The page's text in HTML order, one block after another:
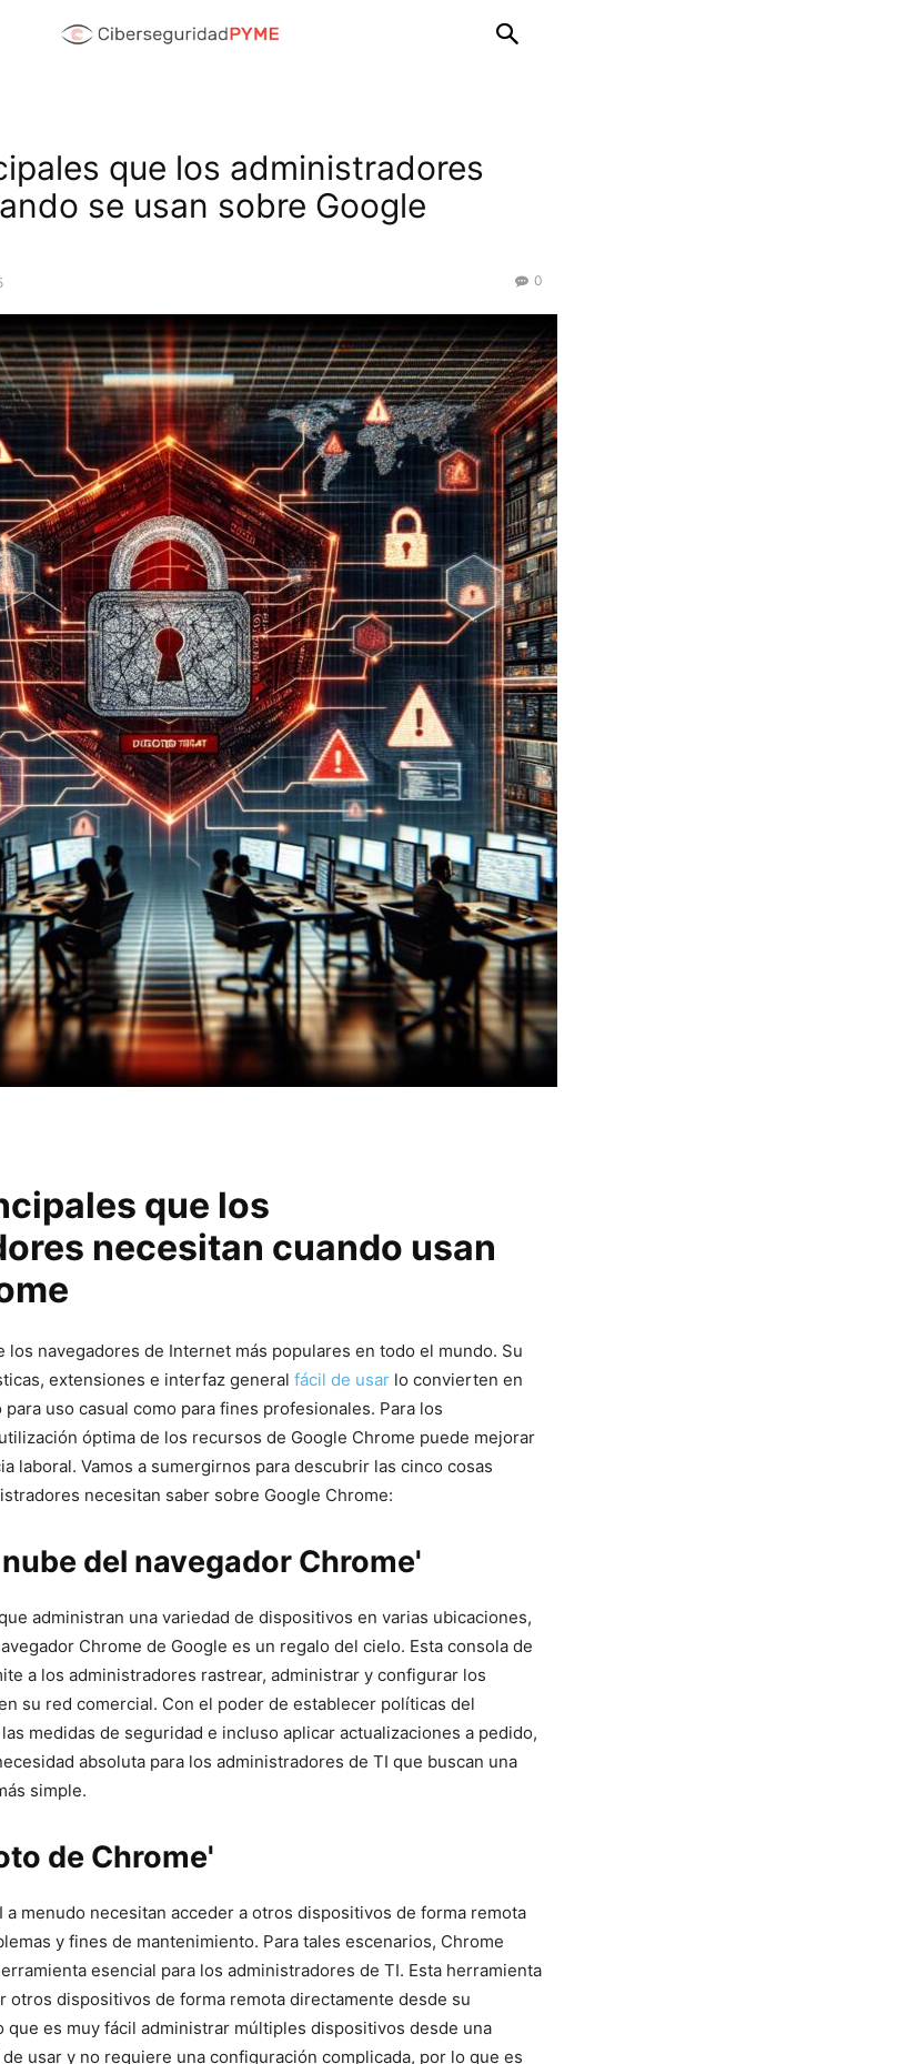
que los administradores
se usan sobre Google
0
que los
necesitan cuando usan
los navegadores de Internet más populares en todo el mundo. Su⁢
extensiones e interfaz general fácil de usar lo convierten en
uso⁢ casual como para fines profesionales. Para los
⁤óptima de los recursos de Google ⁣Chrome⁢ puede mejorar
laboral.⁣ Vamos a sumergirnos para descubrir las cinco cosas
necesitan saber sobre Google Chrome:
del ⁣navegador Chrome'
administran ​una variedad ⁣de dispositivos en varias ubicaciones,
Chrome de Google es​ un regalo del cielo. Esta consola ⁤de
a los administradores rastrear, ⁣administrar y configurar los
su red ‍comercial. Con el poder de establecer políticas del
medidas de seguridad e incluso aplicar actualizaciones a pedido,
absoluta para los ‍administradores de TI que buscan una
‌simple.
de Chrome'
a menudo ⁤necesitan acceder a otros dispositivos de forma‍ remota
⁢y fines de mantenimiento. Para tales‍ escenarios, Chrome
esencial para los administradores de TI. Esta herramienta
otros dispositivos de forma remota directamente desde ‍su
que es muy ‍fácil administrar múltiples ​dispositivos desde una
usar y‌ no requiere una configuración complicada, por lo que es